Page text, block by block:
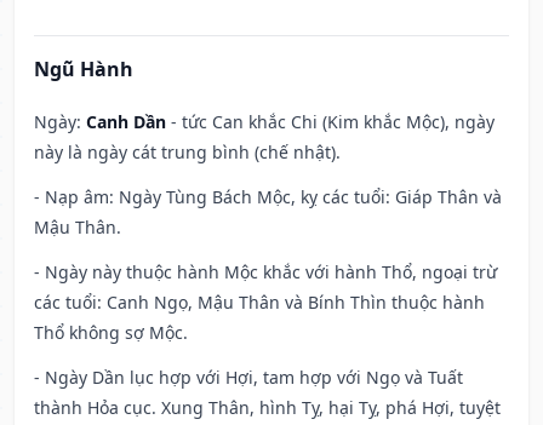
Ngũ Hành
Ngày: Canh Dần - tức Can khắc Chi (Kim khắc Mộc), ngày
này là ngày cát trung bình (chế nhật).
- Nạp âm: Ngày Tùng Bách Mộc, kỵ các tuổi: Giáp Thân và
Mậu Thân.
- Ngày này thuộc hành Mộc khắc với hành Thổ, ngoại trừ
các tuổi: Canh Ngọ, Mậu Thân và Bính Thìn thuộc hành
Thổ không sợ Mộc.
- Ngày Dần lục hợp với Hợi, tam hợp với Ngọ và Tuất
thành Hỏa cục. Xung Thân, hình Tỵ, hại Tỵ, phá Hợi, tuyệt